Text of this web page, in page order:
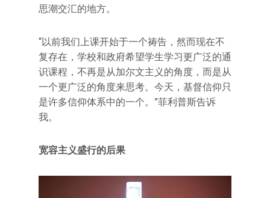
思潮交汇的地方。
“以前我们上课开始于一个祷告，然而现在不
复存在，学校和政府希望学生学习更广泛的通
识课程，不再是从加尔文主义的角度，而是从
一个更广泛的角度来思考。今天，基督信仰只
是许多信仰体系中的一个。”菲利普斯告诉
我。
宽容主义盛行的后果